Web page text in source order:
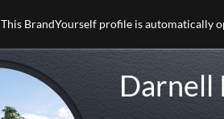
This BrandYourself profile is automatically
Darnell